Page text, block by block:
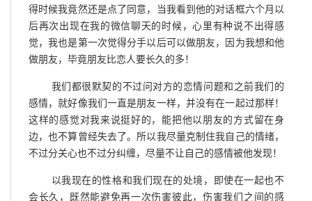
得时候我竟然还是点了同意，当我看到他的对话框六个月以
后再次出现在我的微信聊天的时候，心里有种说不出得感
觉，我也是第一次觉得分手以后可以做朋友，因为我想和他
做朋友，毕竟朋友比恋人要长久的多！
我们都很默契的不过问对方的恋情问题和之前我们的
感情，就好像我们一直是朋友一样，并没有在一起过那样！
这样的感觉对我来说挺好的，能把他以朋友的方式留在身
边，也不算曾经失去了。所以我尽量克制住我自己的情绪，
不过分关心也不过分纠缠，尽量不让自己的感情被他发现！
以我现在的性格和我们现在的处境，即使在一起也不
会长久，既然能避免再一次伤害彼此，伤害我们之间的感